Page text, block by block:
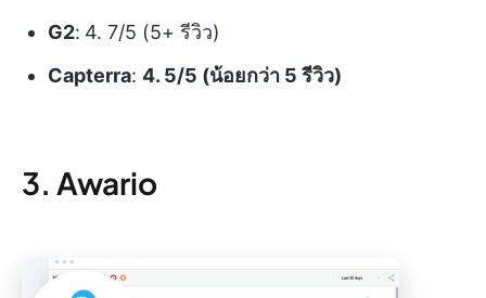
G2: 4. 7/5 (5+ รีวิว)
Capterra: 4. 5/5 (น้อยกว่า 5 รีวิว)
3. Awario